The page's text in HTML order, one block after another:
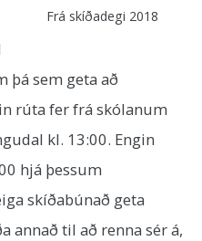
Frá skíðadegi 2018
þá sem geta að
rúta fer frá skólanum
kl. 13:00. Engin
hjá þessum
skíðabúnað geta
annað til að renna sér á,